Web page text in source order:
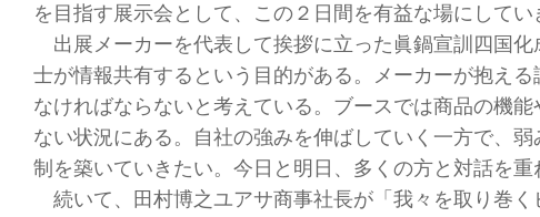
を目指す展示会として、この２日間を有益な場にしてい
出展メーカーを代表して挨拶に立った眞鍋宣訓四国
士が情報共有するという目的がある。メーカーが抱え
なければならないと考えている。ブースでは商品の機
ない状況にある。自社の強みを伸ばしていく一方で、
制を築いていきたい。今日と明日、多くの方と対話を重
続いて、田村博之ユアサ商事社長が「我々を取り巻